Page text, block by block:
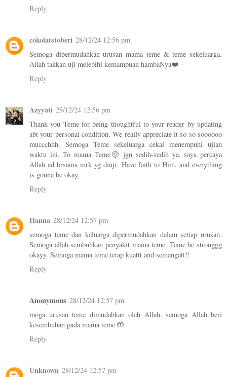
Reply
cokolatstoberi 28/12/24 12:56 pm
Semoga dipermudahkan urusan mama teme & teme sekeluarga.
Allah takkan uji melebihi kemampuan hambaNya❤️
Reply
Azyyati 28/12/24 12:56 pm
Thank you Teme for being thoughtful to your reader by updating
abt your personal condition. We really appreciate it so so soooooo
muccchhh. Semoga Teme sekeluarga cekal menempuhi ujian
waktu ini. To mama Teme🥺 jgn sedih-sedih ya, saya percaya
Allah ad brsama mrk yg diuji. Have faith to Him, and everything
is gonna be okay.
Reply
Hanna 28/12/24 12:57 pm
semoga teme dan keluarga dipermudahkan dalam setiap urusan.
Semoga allah sembuhkan penyakit mama teme. Teme be stronggg
okayy. Semoga mama teme tetap kuattt and semangatt!!
Reply
Anonymous 28/12/24 12:57 pm
moga urusan teme dimudahkan oleh Allah. semoga Allah beri
kesembuhan pada mama teme 🤲
Reply
Unknown 28/12/24 12:57 pm